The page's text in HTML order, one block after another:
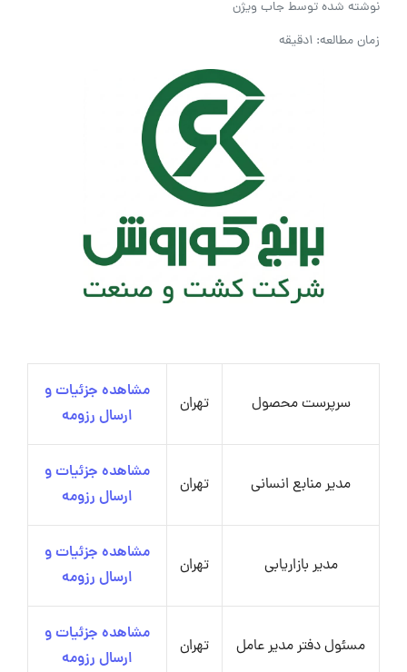
نوشته شده توسطجاب ویژن
زمان مطالعه: 1دقیقه
سرپرست محصول تهران
مشاهده جزئیات و
ارسال رزومه
مدیر منابع انسانی تهران
مشاهده جزئیات و
ارسال رزومه
مدیر بازاریابی تهران
مشاهده جزئیات و
ارسال رزومه
مسئول دفتر مدیر عامل تهران
مشاهده جزئیات و
ارسال رزومه